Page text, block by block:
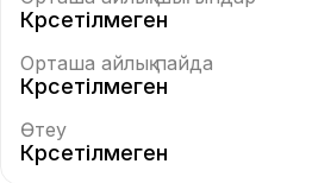
Көрсетілмеген
Орташа айлық пайда
Көрсетілмеген
Өтеу
Көрсетілмеген